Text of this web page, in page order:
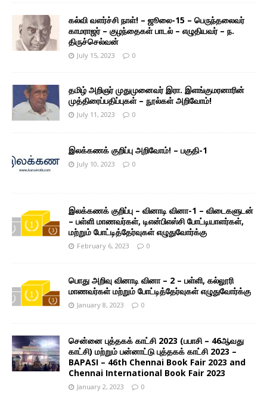
கல்வி வளர்ச்சி நாள்! – ஜூலை-15 – பெருந்தலைவர்
காமராஜர் – குழந்தைகள் பாடல் – எழுதியவர் – ந.
திருச்செல்வன்
July 15, 2023 0
தமிழ் அறிஞர் முதுமுனைவர் இரா. இளங்குமரனாரின்
முத்திரைப்பதிப்புகள் – நூல்கள் அறிவோம்!
July 11, 2023 0
இலக்கணக் குறிப்பு அறிவோம்! – பகுதி-1
July 10, 2023 0
இலக்கணக் குறிப்பு – வினாடி வினா-1 – விடைகளுடன்
– பள்ளி மாணவர்கள், டிஎன்பிஎஸ்சி போட்டியாளர்கள்,
மற்றும் போட்டித்தேர்வுகள் எழுதுவோர்க்கு
February 6, 2023 0
பொது அறிவு வினாடி வினா – 2 – பள்ளி, கல்லூரி
மாணவர்கள் மற்றும் போட்டித்தேர்வுகள் எழுதுவோர்க்கு
January 8, 2023 0
சென்னை புத்தகக் காட்சி 2023 (பபாசி – 46ஆவது
காட்சி) மற்றும் பன்னாட்டு புத்தகக் காட்சி 2023 –
BAPASI – 46th Chennai Book Fair 2023 and
Chennai International Book Fair 2023
January 2, 2023 0